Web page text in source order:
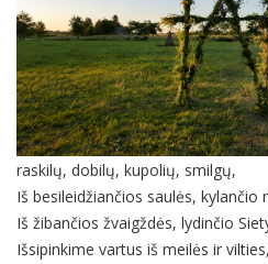
raskilų, dobilų, kupolių, smilgų,
Iš besileidžiančios saulės, kylančio
Iš žibančios žvaigždės, lydinčio
Išsipinkime vartus iš meilės ir vilties,